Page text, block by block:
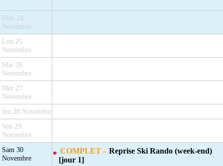
Dim 24
Novembre
Lun 25
Novembre
Mar 26
Novembre
Mer 27
Novembre
Jeu 28 Novembre
Ven 29
Novembre
Sam 30
Novembre
COMPLET - Reprise Ski Rando (week-end)
[jour 1]